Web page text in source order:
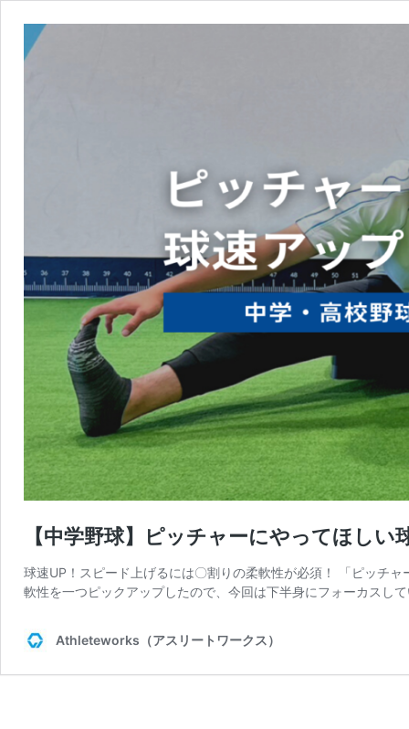
【中学野球】ピッチャーにやってほし
球速UP！スピード上げるには〇割りの柔軟性が必須！ 「ピッチ
軟性を一つピックアップしたので、今回は下半身にフォーカスし
Athleteworks（アスリートワークス）